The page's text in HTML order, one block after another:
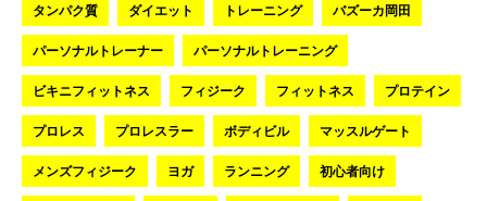
タンパク質 ダイエット トレーニング バズーカ岡田
パーソナルトレーナー パーソナルトレーニング
ビキニフィットネス フィジーク フィットネス プロテイン
プロレス プロレスラー ボディビル マッスルゲート
メンズフィジーク ヨガ ランニング 初心者向け